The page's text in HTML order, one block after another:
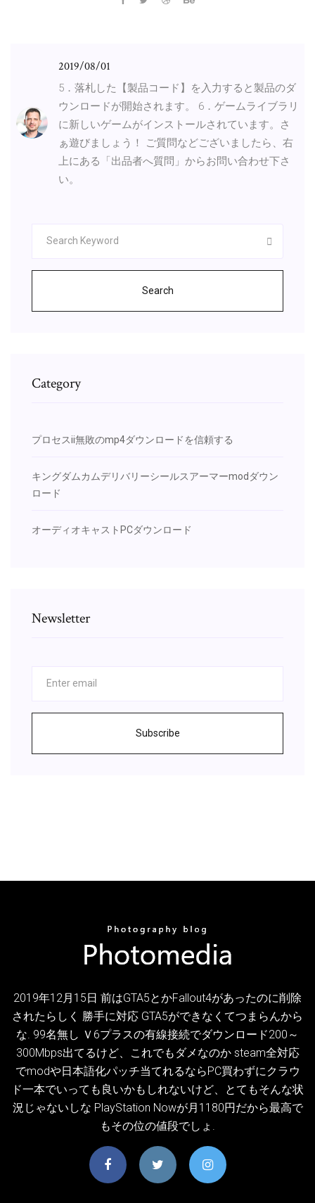
2019/08/01
5．落札した【製品コード】を入力すると製品のダ
ウンロードが開始されます。 6．ゲームライブラリ
に新しいゲームがインストールされています。さ
ぁ遊びましょう！ ご質問などございましたら、右
上にある「出品者へ質問」からお問い合わせ下さ
い。
Search
Category
プロセスii無敗のmp4ダウンロードを信頼する
キングダムカムデリバリーシールスアーマーmodダウン
ロード
オーディオキャストPCダウンロード
Newsletter
Subscribe
2019年12月15日 前はGTA5とかFallout4があったのに削除
されたらしく 勝手に対応 GTA5ができなくてつまらんから
な. 99名無し Ｖ6プラスの有線接続でダウンロード200～
300Mbps出てるけど、これでもダメなのか steam全対応
でmodや日本語化パッチ当てれるならPC買わずにクラウ
ド一本でいっても良いかもしれないけど、とてもそんな状
況じゃないしな PlayStation Nowが月1180円だから最高で
もその位の値段でしょ.